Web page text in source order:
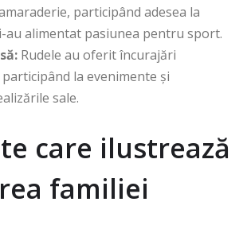
participând adesea la
au alimentat pasiunea pentru sport.
Rudele au oferit încurajări
la evenimente și
sale.
care ilustrează
familiei